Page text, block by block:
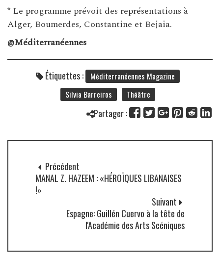
* Le programme prévoit des représentations à
Alger, Boumerdes, Constantine et Bejaia.
@Méditerranéennes
Étiquettes :
Méditerranéennes Magazine
Silvia Barreiros
Théâtre
Partager :
Précédent
MANAL Z. HAZEEM : «HÉROÏQUES LIBANAISES
!»
Suivant
Espagne: Guillén Cuervo à la tête de
l'Académie des Arts Scéniques